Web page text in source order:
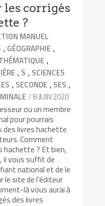
les corrigés
?
MANUEL
, GÉOGRAPHIE ,
,
, S , SCIENCES
, SECONDE , SES ,
/ 8 JUIN 2020
ou un membre
pour pourrais
livres hachette
Comment
hachette ? Et bien,
il vous suffit de
national et de le
site de l’éditeur
là vous aurai à
des livres